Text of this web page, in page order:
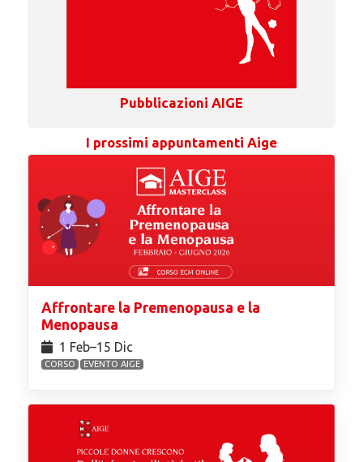
Pubblicazioni AIGE
I prossimi appuntamenti Aige
Affrontare la Premenopausa e la
Menopausa
1 Feb⁠–15 Dic
CORSO EVENTO AIGE